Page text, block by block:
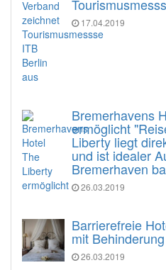
17.04.2019
Bremerhavens
ermöglicht
Liberty liegt
und ist idealer
Bremerhaven
26.03.2019
Barrierefreie
mit
26.03.2019